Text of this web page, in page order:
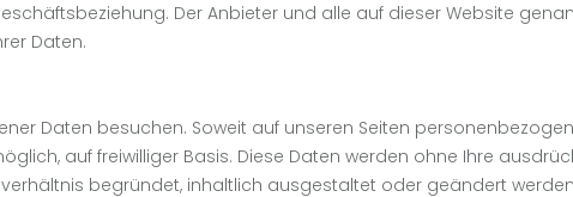
Der Anbieter und alle auf dieser Website
Daten.
Daten besuchen. Soweit auf unseren Seiten
auf freiwilliger Basis. Diese Daten werden ohne Ihre
begründet, inhaltlich ausgestaltet oder geändert